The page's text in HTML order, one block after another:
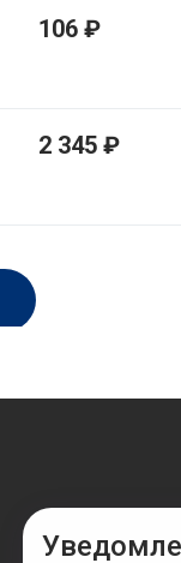
106 ₽
2 345 ₽